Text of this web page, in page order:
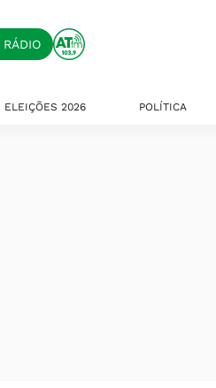
RÁDIO
ELEIÇÕES 2026 POLÍTICA